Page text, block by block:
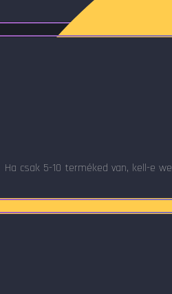
Ha csak 5-10 terméked van, kell-e